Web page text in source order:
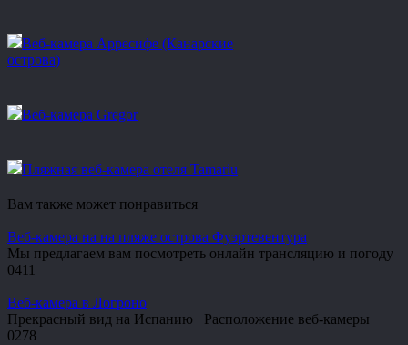
Веб-камера Арресифе (Канарские
острова)
Веб-камера Gregor
Пляжная веб-камера отеля Tamariu
Вам также может понравиться
Веб-камера на на пляже острова Фуэртевентура
Мы предлагаем вам посмотреть онлайн трансляцию и погоду
0411
Веб-камера в Логроно
Прекрасный вид на Испанию Расположение веб-камеры
0278